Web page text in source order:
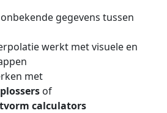
gegevens tussen
werkt met visuele en
met
of
calculators